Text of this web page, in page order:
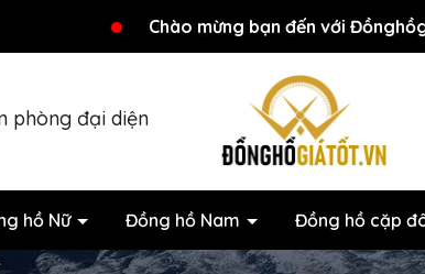
Chào mừng bạn đến với
Chương trình khuyến mãi đang
phòng đại diện
hồ Nữ Đồng hồ Nam Đồng hồ cặp